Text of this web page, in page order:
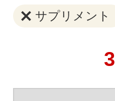
サプリメント
3